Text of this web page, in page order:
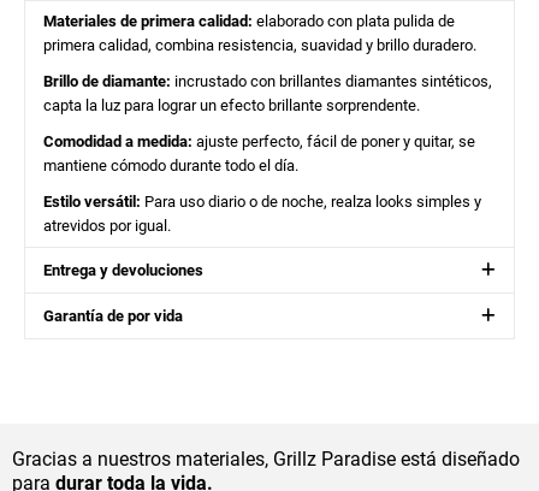
Materiales de primera calidad: elaborado con plata pulida de
primera calidad, combina resistencia, suavidad y brillo duradero.
Brillo de diamante: incrustado con brillantes diamantes sintéticos,
capta la luz para lograr un efecto brillante sorprendente.
Comodidad a medida: ajuste perfecto, fácil de poner y quitar, se
mantiene cómodo durante todo el día.
Estilo versátil: Para uso diario o de noche, realza looks simples y
atrevidos por igual.
Entrega y devoluciones
Garantía de por vida
Gracias a nuestros materiales, Grillz Paradise está diseñado
para durar toda la vida.